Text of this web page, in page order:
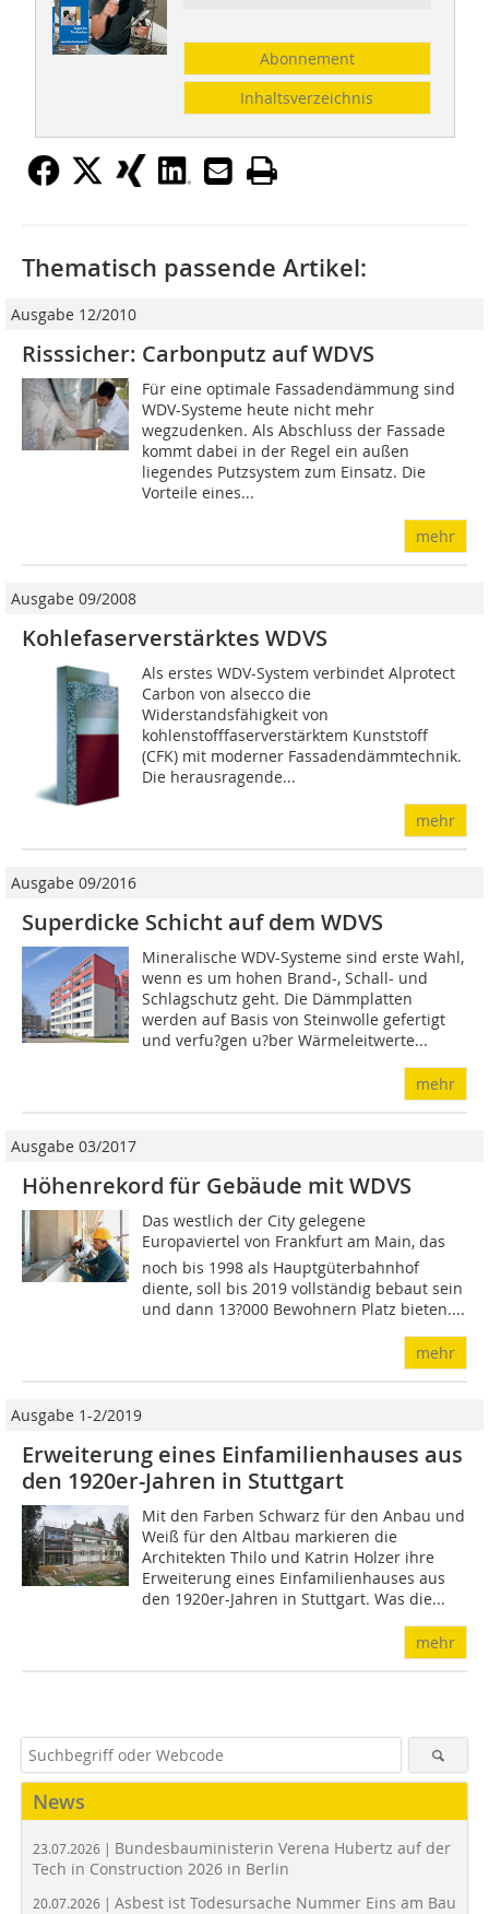
Abonnement
Inhaltsverzeichnis
Thematisch passende Artikel:
Ausgabe 12/2010
Risssicher: Carbonputz auf WDVS
Für eine optimale Fassadendämmung sind
WDV-Systeme heute nicht mehr
wegzudenken. Als Abschluss der Fassade
kommt dabei in der Regel ein außen
liegendes Putzsystem zum Einsatz. Die
Vorteile eines...
mehr
Ausgabe 09/2008
Kohlefaserverstärktes WDVS
Als erstes WDV-System verbindet Alprotect
Carbon von alsecco die
Widerstandsfähigkeit von
kohlenstofffaserverstärktem Kunst­stoff
(CFK) mit moderner Fassadendämmtechnik.
Die herausragende...
mehr
Ausgabe 09/2016
Superdicke Schicht auf dem WDVS
Mineralische WDV-Systeme sind erste Wahl,
wenn es um hohen Brand-, Schall- und
Schlagschutz geht. Die Dämmplatten
werden auf Basis von Steinwolle gefertigt
und verfu?gen u?ber Wärmeleitwerte...
mehr
Ausgabe 03/2017
Höhenrekord für Gebäude mit WDVS
Das westlich der City gelegene
Europaviertel von Frankfurt am Main, das
noch bis 1998 als Hauptgüterbahnhof
diente, soll bis 2019 vollständig bebaut sein
und dann 13?000 Bewohnern Platz bieten....
mehr
Ausgabe 1-2/2019
Erweiterung eines Einfamilienhauses aus
den 1920er-Jahren in Stuttgart
Mit den Farben Schwarz für den Anbau und
Weiß für den Altbau markieren die
Architekten Thilo und Katrin Holzer ihre
Erweiterung eines Einfamilienhauses aus
den 1920er-Jahren in Stuttgart. Was die...
mehr
News
23.07.2026 | Bundesbauministerin Verena Hubertz auf der
Tech in Construction 2026 in Berlin
20.07.2026 | Asbest ist Todesursache Nummer Eins am Bau